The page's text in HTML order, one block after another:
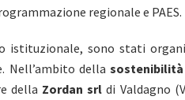
regionale e PAES.
istituzionale, sono stati
Nell’ambito della
della Zordan srldi Valdagno